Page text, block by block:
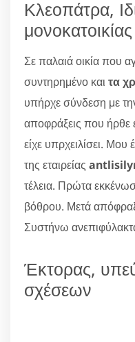
Κλεοπάτρα,
μονοκατοικίας
Σε παλαιά οικία που
συντηρημένο και τα
υπήρχε σύνδεση με
αποφράξεις που ήρθε
είχε υπρχειλίσει. Μου
της εταιρείας
τέλεια. Πρώτα
βόθρου. Μετά
Συστήνω
Έκτορας,
σχέσεων